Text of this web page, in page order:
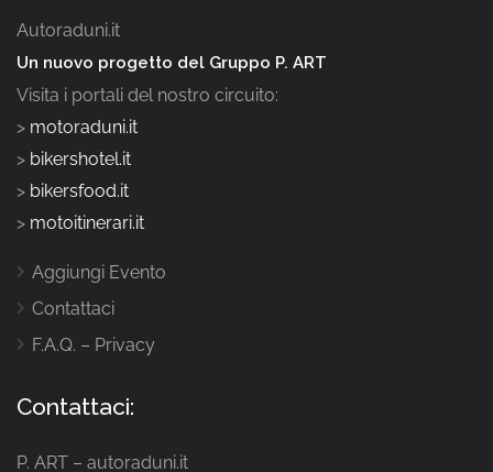
Autoraduni.it
Un nuovo progetto del Gruppo P. ART
Visita i portali del nostro circuito:
> motoraduni.it
> bikershotel.it
> bikersfood.it
> motoitinerari.it
Aggiungi Evento
Contattaci
F.A.Q. – Privacy
Contattaci:
P. ART – autoraduni.it